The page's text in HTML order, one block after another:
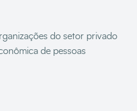
do setor privado
de pessoas